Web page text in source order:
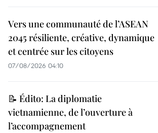
Vers une communauté de l’ASEAN
2045 résiliente, créative, dynamique
et centrée sur les citoyens
07/08/2026 04:10
📝 Édito: La diplomatie
vietnamienne, de l’ouverture à
l’accompagnement